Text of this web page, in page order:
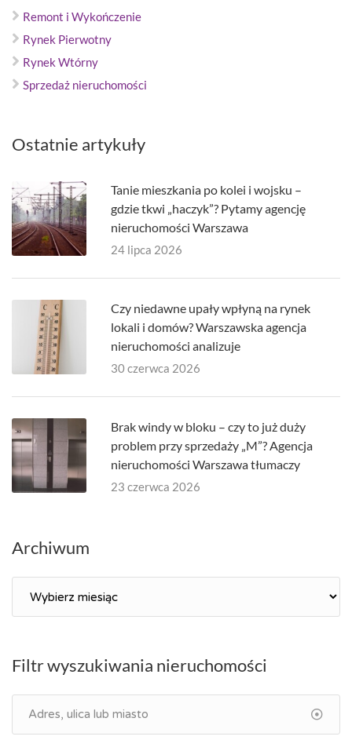
Remont i Wykończenie
Rynek Pierwotny
Rynek Wtórny
Sprzedaż nieruchomości
Ostatnie artykuły
Tanie mieszkania po kolei i wojsku –
gdzie tkwi „haczyk”? Pytamy agencję
nieruchomości Warszawa
24 lipca 2026
Czy niedawne upały wpłyną na rynek
lokali i domów? Warszawska agencja
nieruchomości analizuje
30 czerwca 2026
Brak windy w bloku – czy to już duży
problem przy sprzedaży „M”? Agencja
nieruchomości Warszawa tłumaczy
23 czerwca 2026
Archiwum
Filtr wyszukiwania nieruchomości